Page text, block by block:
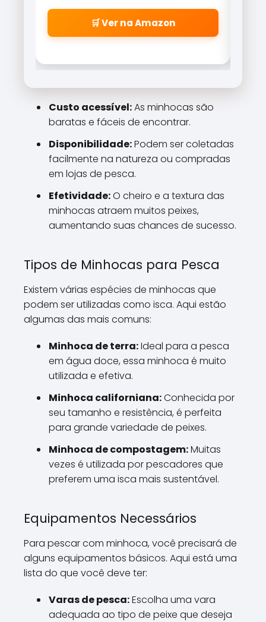
aeroglass, oferece sensibilidade
incrível para fisgadas precisas.
🛒 Ver na Amazon
Custo acessível:As minhocas são
baratas e fáceis de encontrar.
Disponibilidade:Podem ser coletadas
facilmente na natureza ou compradas
em lojas de pesca.
Efetividade:O cheiro e a textura das
minhocas atraem muitos peixes,
aumentando suas chances de sucesso.
Tipos de Minhocas para Pesca
Existem várias espécies de minhocas que
podem ser utilizadas como isca. Aqui estão
algumas das mais comuns:
Minhoca de terra:Ideal para a pesca
em água doce, essa minhoca é muito
utilizada e efetiva.
Minhoca californiana:Conhecida por
seu tamanho e resistência, é perfeita
para grande variedade de peixes.
Minhoca de compostagem:Muitas
vezes é utilizada por pescadores que
preferem uma isca mais sustentável.
Equipamentos Necessários
Para pescar com minhoca, você precisará de
alguns equipamentos básicos. Aqui está uma
lista do que você deve ter:
Varas de pesca:Escolha uma vara
adequada ao tipo de peixe que deseja